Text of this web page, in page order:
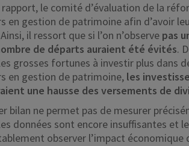
rapport, le comité d’évaluation de la
en gestion de patrimoine afin d’avoir
il ressort que si l’on n’observe pas
de départs auraient été évités.
grosses fortunes à investir plus dans
en gestion de patrimoine, les
une hausse des versements de
bilan ne permet pas de mesurer
données sont encore insuffisantes et
observer l’impact